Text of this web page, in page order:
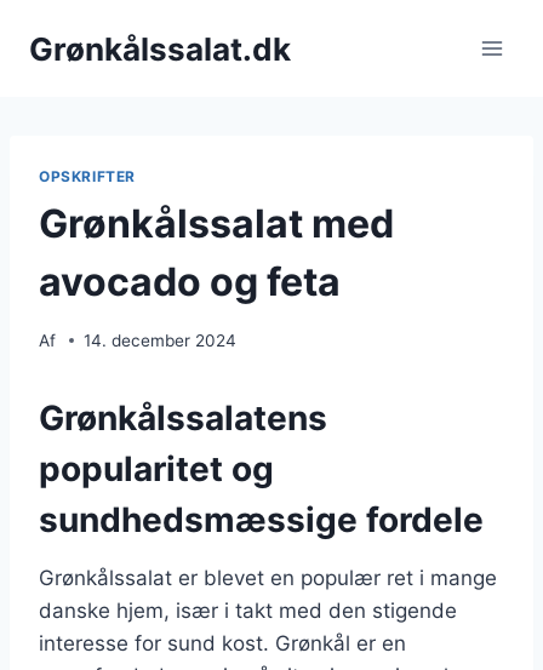
Grønkålssalat.dk
OPSKRIFTER
Grønkålssalat med
avocado og feta
Af 14. december 2024
Grønkålssalatens
popularitet og
sundhedsmæssige fordele
Grønkålssalat er blevet en populær ret i mange
danske hjem, især i takt med den stigende
interesse for sund kost. Grønkål er en